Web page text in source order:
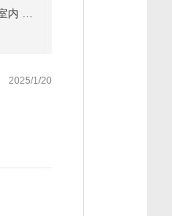
2025/1/20